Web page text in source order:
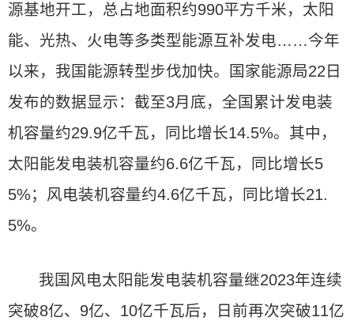
源基地开工，总占地面积约990平方千米，太阳
能、光热、火电等多类型能源互补发电……今年
以来，我国能源转型步伐加快。国家能源局22日
发布的数据显示：截至3月底，全国累计发电装
机容量约29.9亿千瓦，同比增长14.5%。其中，
太阳能发电装机容量约6.6亿千瓦，同比增长5
5%；风电装机容量约4.6亿千瓦，同比增长21.
5%。
我国风电太阳能发电装机容量继2023年连续
突破8亿、9亿、10亿千瓦后，日前再次突破11亿